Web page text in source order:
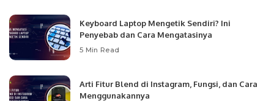
Keyboard Laptop Mengetik Sendiri? Ini
Penyebab dan Cara Mengatasinya
5 Min Read
Arti Fitur Blend di Instagram, Fungsi, dan Cara
Menggunakannya